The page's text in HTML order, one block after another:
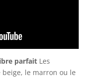
parfaitLes
le marron ou le